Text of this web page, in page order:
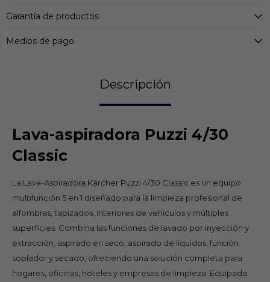
Garantía de productos
Medios de pago
Descripción
Lava-aspiradora Puzzi 4/30
Classic
La Lava-Aspiradora Kärcher Puzzi 4/30 Classic es un equipo
multifunción 5 en 1 diseñado para la limpieza profesional de
alfombras, tapizados, interiores de vehículos y múltiples
superficies. Combina las funciones de lavado por inyección y
extracción, aspirado en seco, aspirado de líquidos, función
soplador y secado, ofreciendo una solución completa para
hogares, oficinas, hoteles y empresas de limpieza. Equipada